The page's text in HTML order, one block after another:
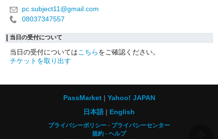
pc.subject11@gmail.com
08037347557
当日の受付について
当日の受付についてはこちらをご確認ください。
チケットを取り出す
PassMarket
Yahoo! JAPAN
日本語
English
プライバシーポリシー
プライバシーセンター
規約
ヘルプ